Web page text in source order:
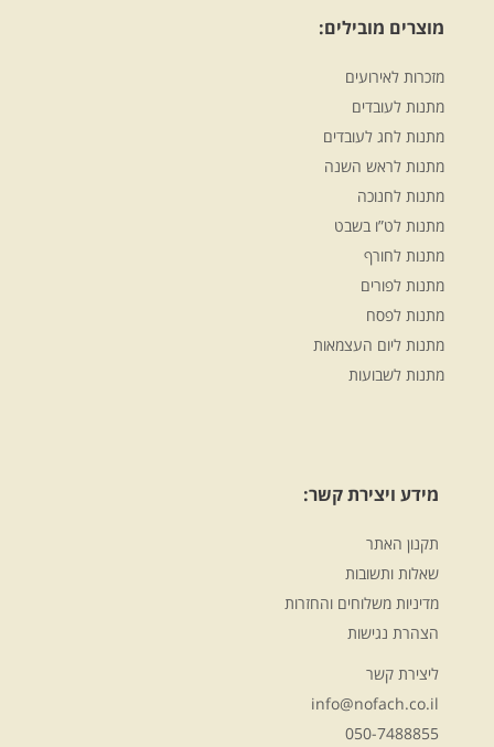
מוצרים מובילים:
מזכרות לאירועים
מתנות לעובדים
מתנות לחג לעובדים
מתנות לראש השנה
מתנות לחנוכה
מתנות לט”ו בשבט
מתנות לחורף
מתנות לפורים
מתנות לפסח
מתנות ליום העצמאות
מתנות לשבועות
מידע ויצירת קשר:
תקנון האתר
שאלות ותשובות
מדיניות משלוחים והחזרות
הצהרת נגישות
ליצירת קשר
info@nofach.co.il
050-7488855